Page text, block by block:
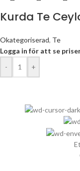
Kurda Te
Okategoriserad, Te
Logga in för att se
-
+